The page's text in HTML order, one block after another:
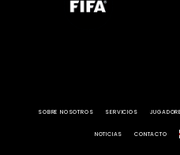
SOBRE NOSOTROS SERVICIOS
NOTICIAS CONTACTO